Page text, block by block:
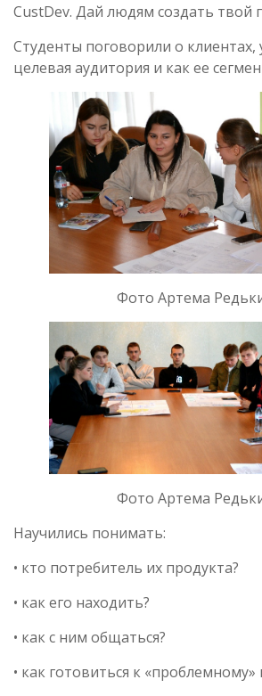
CustDev. Дай людям создать твой
Студенты поговорили о клиентах,
целевая аудитория и как ее
Фото Артема
Фото Артема
Научились понимать:
• кто потребитель их продукта?
• как его находить?
• как с ним общаться?
• как готовиться к